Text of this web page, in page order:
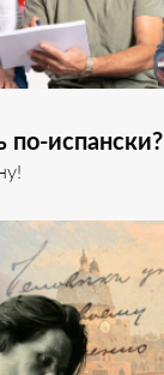
по-испански?